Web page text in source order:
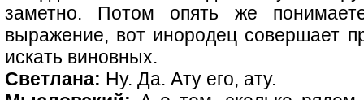
заметно. Потом опять же
выражение, вот инородец совершает
искать виновных.
Светлана: Ну. Да. Ату его, ату.